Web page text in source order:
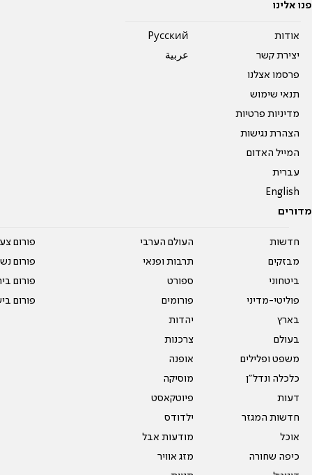
פנו אלינו
אודות
יצירת קשר
פרסמו אצלנו
תנאי שימוש
מדיניות פרטיות
הצהרת נגישות
המייל האדום
עברית
English
Pусский
عربية
מדורים
חדשות
מבזקים
ביטחוני
פוליטי-מדיני
בארץ
בעולם
משפט ופלילים
כלכלה ונדל"ן
דעות
חדשות המגזר
אוכל
כיפה שחורה
העולם הערבי
תרבות ופנאי
ספורט
פורומים
יהדות
צרכנות
אופנה
מוסיקה
פיוטקאסט
ילדודס
מודעות אבל
מזג אוויר
פורום
פורום
פורום
פורום